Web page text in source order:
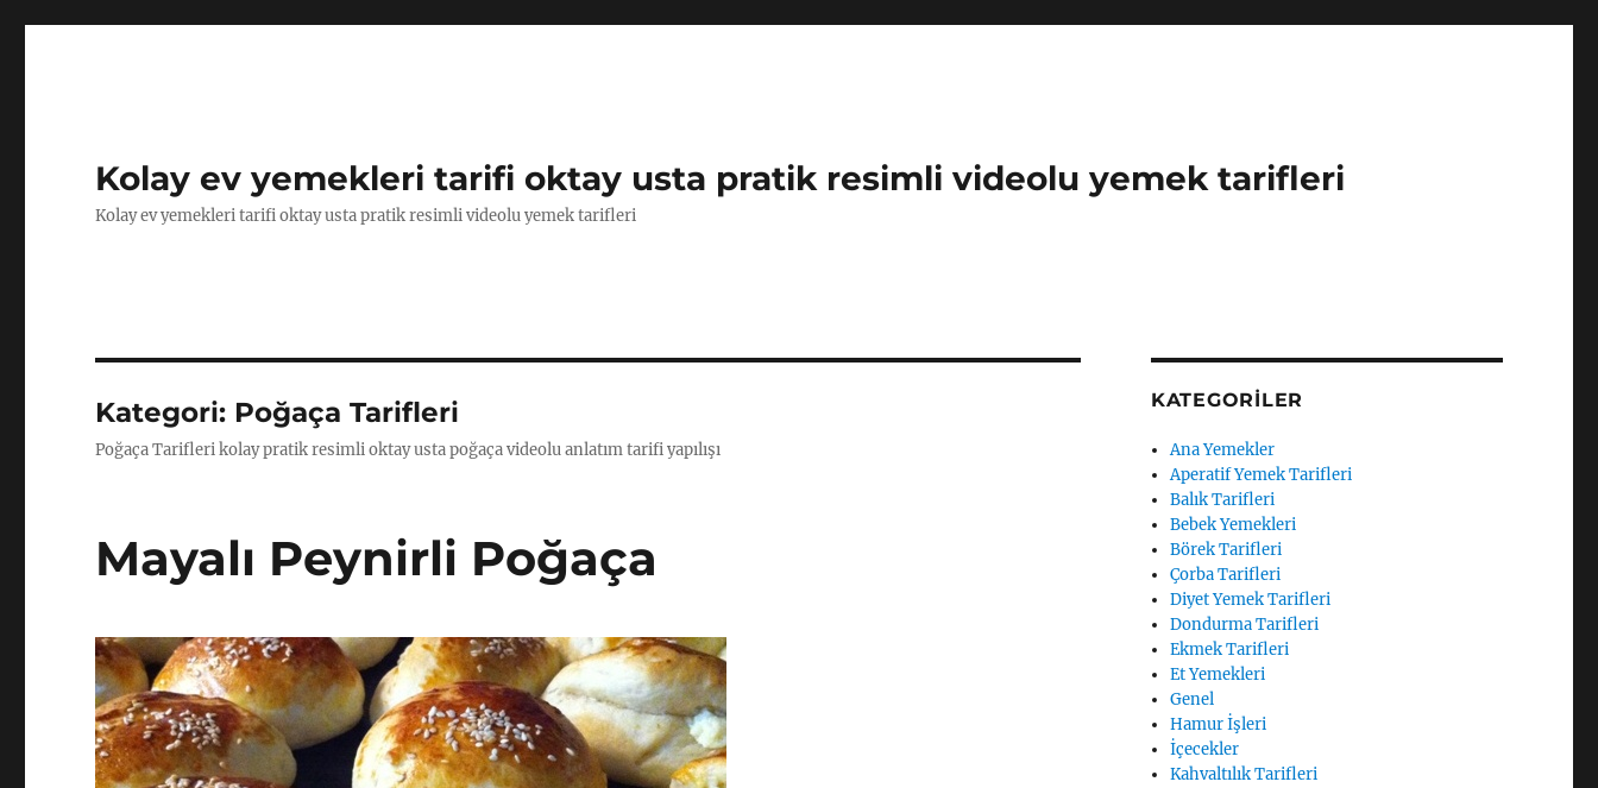
Kolay ev yemekleri tarifi oktay usta pratik resimli videolu yemek tarifleri
Kolay ev yemekleri tarifi oktay usta pratik resimli videolu yemek tarifleri
Kategori: Poğaça Tarifleri
Poğaça Tarifleri kolay pratik resimli oktay usta poğaça videolu anlatım tarifi yapılışı
Mayalı Peynirli Poğaça
KATEGORILER
Ana Yemekler
Aperatif Yemek Tarifleri
Balık Tarifleri
Bebek Yemekleri
Börek Tarifleri
Çorba Tarifleri
Diyet Yemek Tarifleri
Dondurma Tarifleri
Ekmek Tarifleri
Et Yemekleri
Genel
Hamur İşleri
İçecekler
Kahvaltılık Tarifleri